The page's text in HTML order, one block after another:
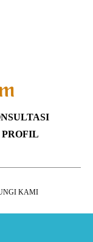
PROFIL
KAMI